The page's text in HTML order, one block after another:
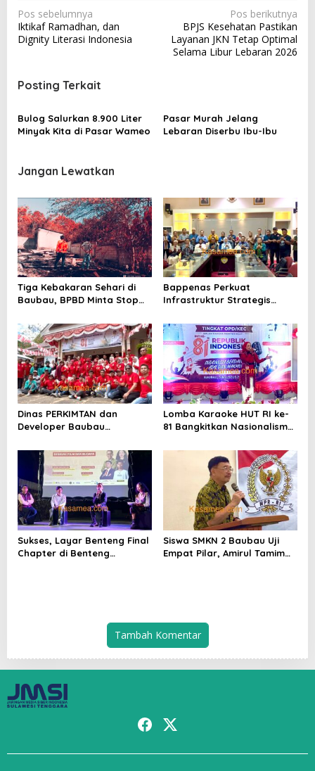
N
a
v
g
a
s
p
s
Pos sebelumnya
Iktikaf Ramadhan, dan
Dignity Literasi Indonesia
Pos berikutnya
BPJS Kesehatan Pastikan
Layanan JKN Tetap Optimal
Selama Libur Lebaran 2026
Posting Terkait
Bulog Salurkan 8.900 Liter
Minyak Kita di Pasar Wameo
Pasar Murah Jelang
Lebaran Diserbu Ibu-Ibu
Jangan Lewatkan
Tiga Kebakaran Sehari di
Baubau, BPBD Minta Stop
Bappenas Perkuat
Infrastruktur Strategis
Dinas PERKIMTAN dan
Developer Baubau
Lomba Karaoke HUT RI ke-
81 Bangkitkan Nasionalisme
Sukses, Layar Benteng Final
Chapter di Benteng
Siswa SMKN 2 Baubau Uji
Empat Pilar, Amirul Tamim
Tambah Komentar